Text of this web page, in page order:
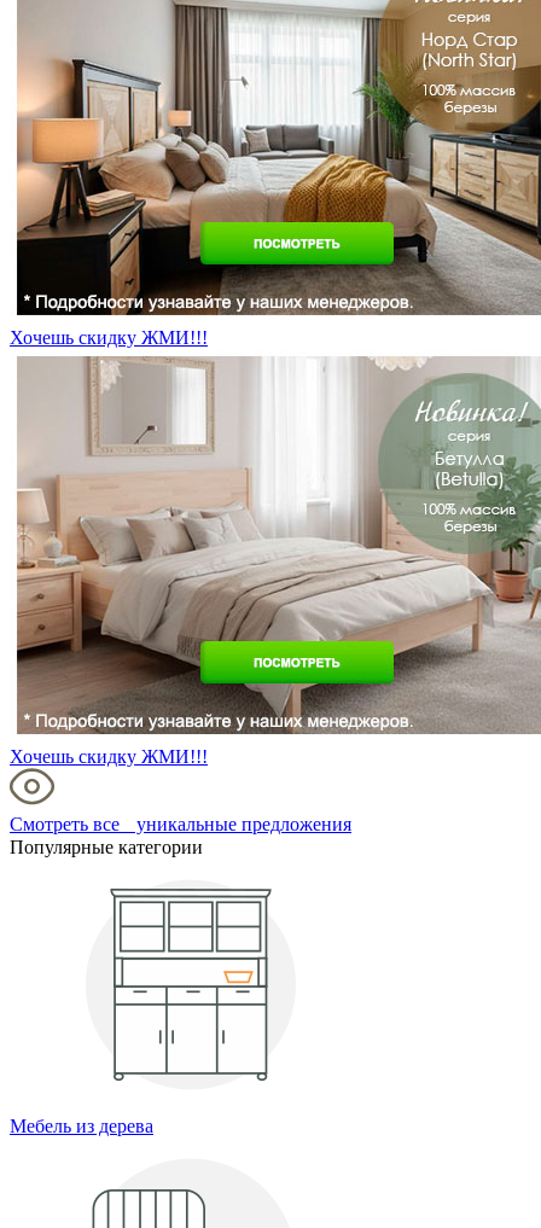
Хочешь скидку ЖМИ!!!
Хочешь скидку ЖМИ!!!
Смотреть все уникальные предложения
Популярные категории
Мебель из дерева